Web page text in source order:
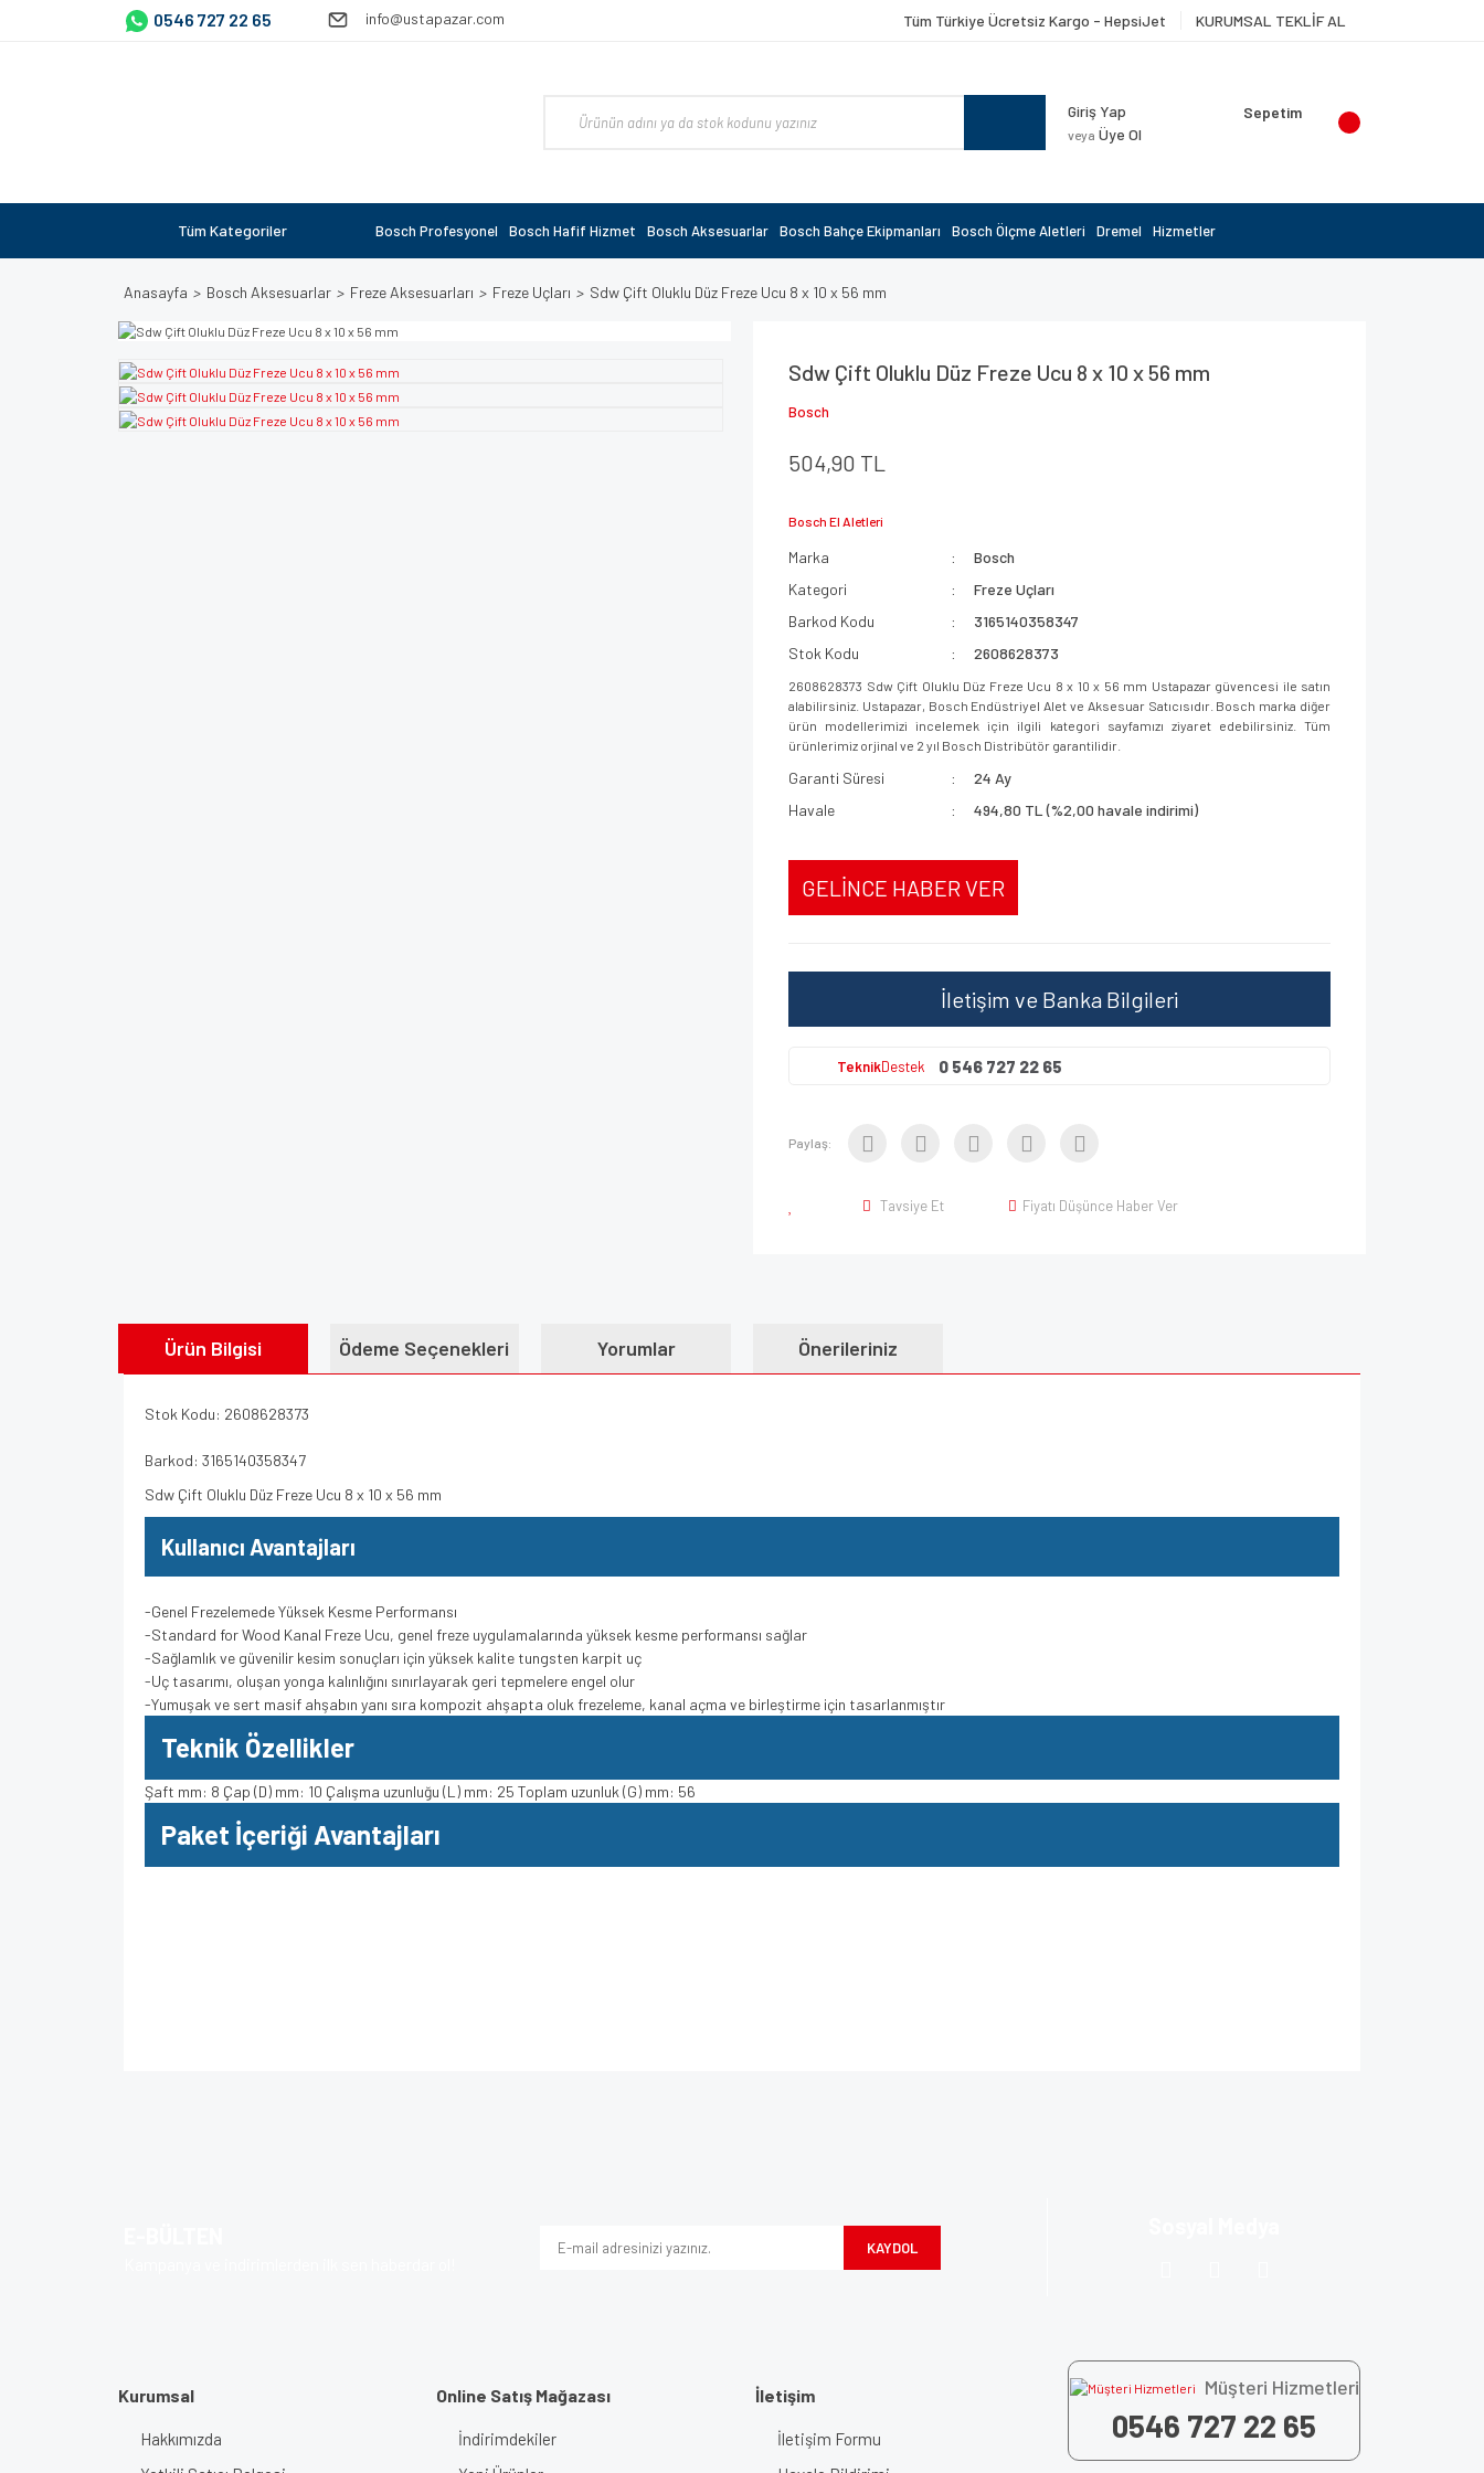
0546 727 22 65 info@ustapazar.com Tüm Türkiye Ücretsiz Kargo - HepsiJet KURUMSAL TEKLİF AL
Giriş Yap
veya Üye Ol
Sepetim
Tüm Kategoriler Bosch Profesyonel Bosch Hafif Hizmet Bosch Aksesuarlar Bosch Bahçe Ekipmanları Bosch Ölçme Aletleri Dremel Hizmetler
Anasayfa Bosch Aksesuarlar Freze Aksesuarları Freze Uçları Sdw Çift Oluklu Düz Freze Ucu 8 x 10 x 56 mm
Sdw Çift Oluklu Düz Freze Ucu 8 x 10 x 56 mm
Bosch
504,90 TL
Bosch El Aletleri
Marka
Bosch
Kategori
Freze Uçları
Barkod Kodu
3165140358347
Stok Kodu
2608628373
2608628373 Sdw Çift Oluklu Düz Freze Ucu 8 x 10 x 56 mm Ustapazar güvencesi ile satın
alabilirsiniz. Ustapazar, Bosch Endüstriyel Alet ve Aksesuar Satıcısıdır. Bosch marka diğer
ürün modellerimizi incelemek için ilgili kategori sayfamızı ziyaret edebilirsiniz. Tüm
ürünlerimiz orjinal ve 2 yıl Bosch Distribütör garantilidir.
Garanti Süresi
24 Ay
Havale
494,80 TL (%2,00 havale indirimi)
GELİNCE HABER VER
İletişim ve Banka Bilgileri
TeknikDestek 0 546 727 22 65
Paylaş:
Tavsiye Et Fiyatı Düşünce Haber Ver
Ürün Bilgisi Ödeme Seçenekleri Yorumlar Önerileriniz
Stok Kodu: 2608628373
Barkod: 3165140358347
Sdw Çift Oluklu Düz Freze Ucu 8 x 10 x 56 mm
Kullanıcı Avantajları
-Genel Frezelemede Yüksek Kesme Performansı
-Standard for Wood Kanal Freze Ucu, genel freze uygulamalarında yüksek kesme performansı sağlar
-Sağlamlık ve güvenilir kesim sonuçları için yüksek kalite tungsten karpit uç
-Uç tasarımı, oluşan yonga kalınlığını sınırlayarak geri tepmelere engel olur
-Yumuşak ve sert masif ahşabın yanı sıra kompozit ahşapta oluk frezeleme, kanal açma ve birleştirme için tasarlanmıştır
Teknik Özellikler
Şaft mm: 8 Çap (D) mm: 10 Çalışma uzunluğu (L) mm: 25 Toplam uzunluk (G) mm: 56
Paket İçeriği Avantajları
KAYDOL
Kurumsal
Hakkımızda
Online Satış Mağazası
İndirimdekiler
İletişim
İletişim Formu
Müşteri Hizmetleri
0546 727 22 65